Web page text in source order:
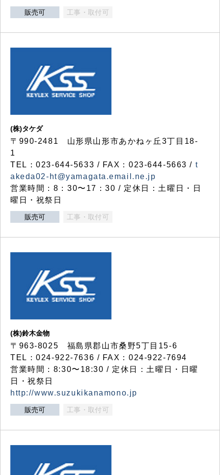
販売可 工事・取付可
(株)タケダ
〒990-2481 山形県山形市あかねヶ丘3丁目18-
1
TEL：023-644-5633 / FAX：023-644-5663 / t
akeda02-ht@yamagata.email.ne.jp
営業時間：8：30〜17：30 / 定休日：土曜日・日
曜日・祝祭日
販売可 工事・取付可
(株)鈴木金物
〒963-8025 福島県郡山市桑野5丁目15-6
TEL：024-922-7636 / FAX：024-922-7694
営業時間：8:30〜18:30 / 定休日：土曜日・日曜
日・祝祭日
http://www.suzukikanamono.jp
販売可 工事・取付可